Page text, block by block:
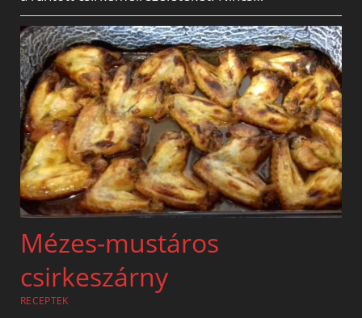
Mézes-mustáros
csirkeszárny
RECEPTEK